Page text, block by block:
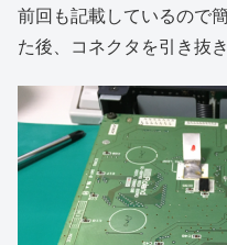
前回も記載しているので
た後、コネクタを引き抜き